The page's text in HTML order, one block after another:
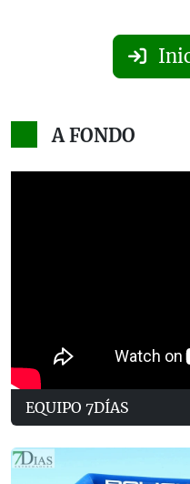
A FONDO
EQUIPO 7DÍAS